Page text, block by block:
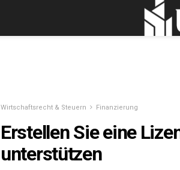
Wirtschaftsrecht & Steuern Finanzierung
Erstellen Sie eine
unterstützen